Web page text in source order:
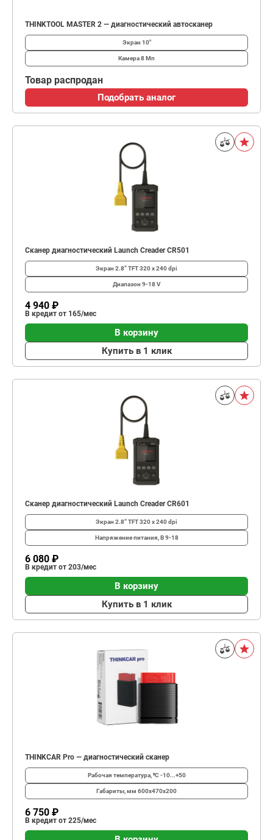
THINKTOOL MASTER 2 — диагностический автосканер
Экран 10″
Камера8 Мп
Товар распродан
Подобрать аналог
Сканер диагностический Launch Creader CR501
Экран 2.8” TFT 320 x 240 dpi
Диапазон 9-18 V
4 940 ₽
В кредит от 165/мес
В корзину
Купить в 1 клик
Сканер диагностический Launch Creader CR601
Экран 2.8” TFT 320 x 240 dpi
Напряжение питания, В9-18
6 080 ₽
В кредит от 203/мес
В корзину
Купить в 1 клик
THINKCAR Pro — диагностический сканер
Рабочая температура, ⁰С -10...+50
Габариты, мм 600х470х200
6 750 ₽
В кредит от 225/мес